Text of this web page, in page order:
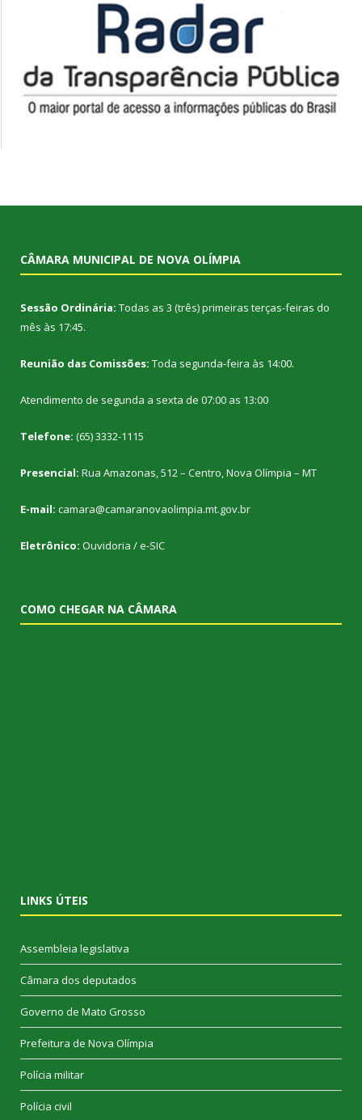
CÂMARA MUNICIPAL DE NOVA OLÍMPIA
Sessão Ordinária: Todas as 3 (três) primeiras terças-feiras do
mês às 17:45.
Reunião das Comissões: Toda segunda-feira às 14:00.
Atendimento de segunda a sexta de 07:00 as 13:00
Telefone: (65) 3332-1115
Presencial: Rua Amazonas, 512 – Centro, Nova Olímpia – MT
E-mail: camara@camaranovaolimpia.mt.gov.br
Eletrônico: Ouvidoria /e-SIC
COMO CHEGAR NA CÂMARA
LINKS ÚTEIS
Assembleia legislativa
Câmara dos deputados
Governo de Mato Grosso
Prefeitura de Nova Olímpia
Polícia militar
Polícia civil